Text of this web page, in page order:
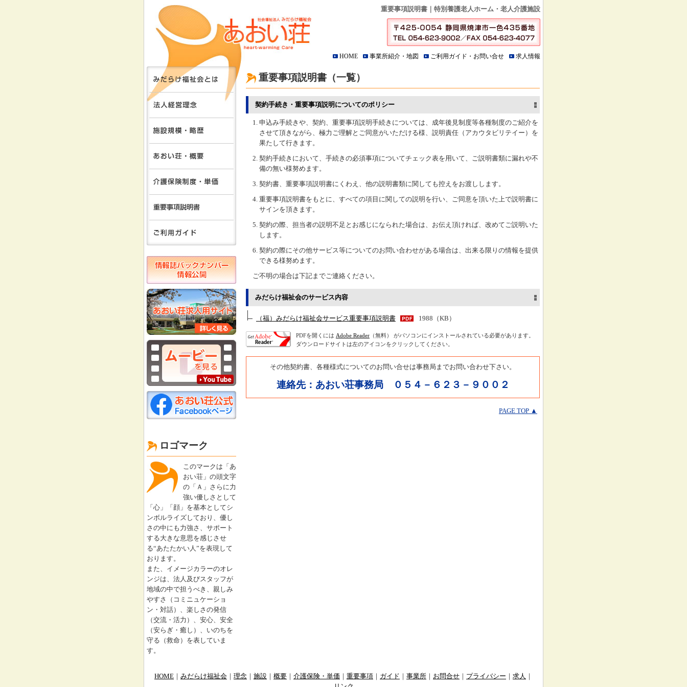
重要事項説明書｜特別養護老人ホーム・老人介護施設
求人情報
ご利用ガイド・お問い合せ
事業所紹介・地図
HOME
ロゴマーク
このマークは「あ
おい荘」の頭文字
の「Ａ」さらに力
強い優しさとして
「心」「顔」を基本としてシ
ンボルライズしており、優し
さの中にも力強さ、サポート
する大きな意思を感じさせ
る“あたたかい人”を表現して
おります。
また、イメージカラーのオレ
ンジは、法人及びスタッフが
地域の中で担うべき、親しみ
やすさ（コミニュケーショ
ン・対話）、楽しさの発信
（交流・活力）、安心、安全
（安らぎ・癒し）、いのちを
守る（救命）を表していま
す。
重要事項説明書（一覧）
契約手続き・重要事項説明についてのポリシー
申込み手続きや、契約、重要事項説明手続きについては、成年後見制度等各種制度のご紹介を
させて頂きながら、極力ご理解とご同意がいただける様、説明責任（アカウタビリテイー）を
果たして行きます。
契約手続きにおいて、手続きの必須事項についてチェック表を用いて、ご説明書類に漏れや不
備の無い様努めます。
契約書、重要事項説明書にくわえ、他の説明書類に関しても控えをお渡しします。
重要事項説明書をもとに、すべての項目に関しての説明を行い、ご同意を頂いた上で説明書に
サインを頂きます。
契約の際、担当者の説明不足とお感じになられた場合は、お伝え頂ければ、改めてご説明いた
します。
契約の際にその他サービス等についてのお問い合わせがある場合は、出来る限りの情報を提供
できる様努めます。
ご不明の場合は下記までご連絡ください。
みだらけ福祉会のサービス内容
（福）みだらけ福祉会サービス重要事項説明書 1988（KB）
PDFを開くには Adobe Reader （無料） がパソコンにインストールされている必要があります。
ダウンロードサイトは左のアイコンをクリックしてください。
その他契約書、各種様式についてのお問い合せは事務局までお問い合わせ下さい。
連絡先：あおい荘事務局 ０５４－６２３－９００２
PAGE TOP ▲
HOME みだらけ福祉会 理念 施設 概要 介護保険・単価 重要事項 ガイド 事業所 お問合せ プライバシー 求人